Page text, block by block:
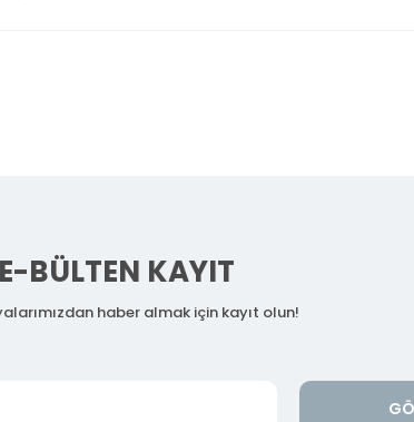
E-BÜLTEN KAYIT
haber almak için kayıt olun!